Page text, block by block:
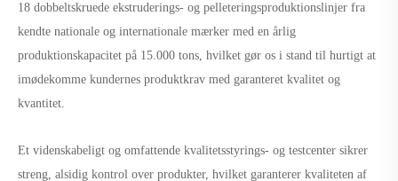
18 dobbeltskruede ekstruderings- og pelleteringsproduktionslinjer fra
kendte nationale og internationale mærker med en årlig
produktionskapacitet på 15.000 tons, hvilket gør os i stand til hurtigt at
imødekomme kundernes produktkrav med garanteret kvalitet og
kvantitet.
Et videnskabeligt og omfattende kvalitetsstyrings- og testcenter sikrer
streng, alsidig kontrol over produkter, hvilket garanterer kvaliteten af ​​